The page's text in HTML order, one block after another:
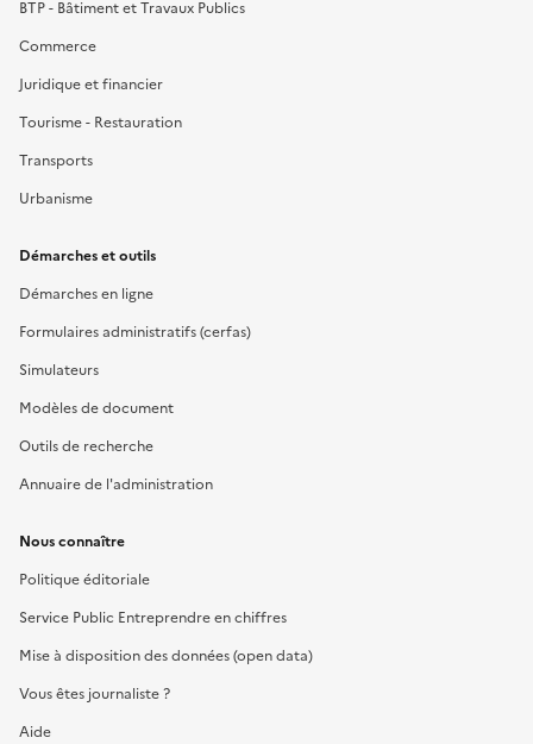
BTP - Bâtiment et Travaux Publics
Commerce
Juridique et financier
Tourisme - Restauration
Transports
Urbanisme
Démarches et outils
Démarches en ligne
Formulaires administratifs (cerfas)
Simulateurs
Modèles de document
Outils de recherche
Annuaire de l'administration
Nous connaître
Politique éditoriale
Service Public Entreprendre en chiffres
Mise à disposition des données (open data)
Vous êtes journaliste ?
Aide